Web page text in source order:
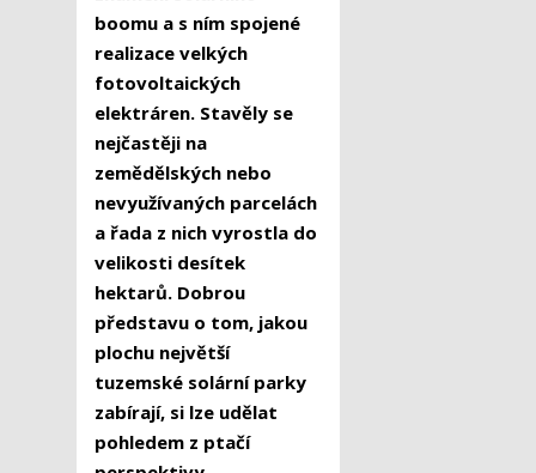
boomu a s ním spojené
realizace velkých
fotovoltaických
elektráren. Stavěly se
nejčastěji na
zemědělských nebo
nevyužívaných parcelách
a řada z nich vyrostla do
velikosti desítek
hektarů. Dobrou
představu o tom, jakou
plochu největší
tuzemské solární parky
zabírají, si lze udělat
pohledem z ptačí